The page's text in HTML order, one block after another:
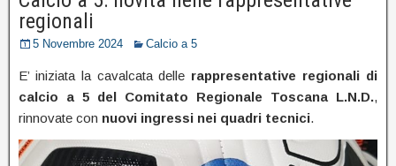
regionali
5 Novembre 2024 Calcio a 5
E’ iniziata la cavalcata delle rappresentative regionali di
calcio a 5 del Comitato Regionale Toscana L.N.D.,
rinnovate con nuovi ingressi nei quadri tecnici.